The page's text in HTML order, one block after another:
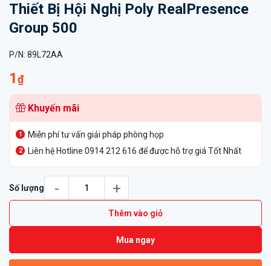
Thiết Bị Hội Nghị Poly RealPresence
Group 500
P/N: 89L72AA
1₫
Khuyến mãi
Miễn phí tư vấn giải pháp phòng họp
Liên hệ Hotline 0914 212 616 để được hỗ trợ giá Tốt Nhất
Số lượng
Thêm vào giỏ
Mua ngay